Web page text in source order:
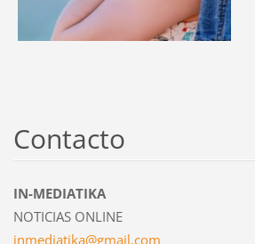
Contacto
IN-MEDIATIKA
NOTICIAS ONLINE
inmediatika@gmail.com